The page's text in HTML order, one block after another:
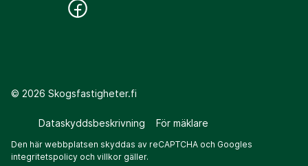
© 2026 Skogsfastigheter.fi
Dataskyddsbeskrivning För mäklare
Den här webbplatsen skyddas av reCAPTCHA och Googles
integritetspolicy och villkor gäller.